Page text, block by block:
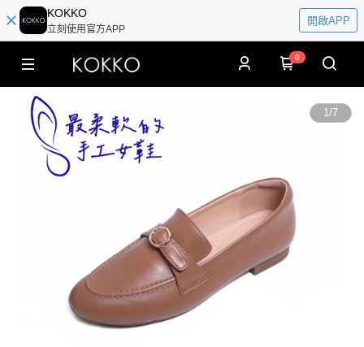
KOKKO
立刻使用官方APP
開啟APP
0
1/7